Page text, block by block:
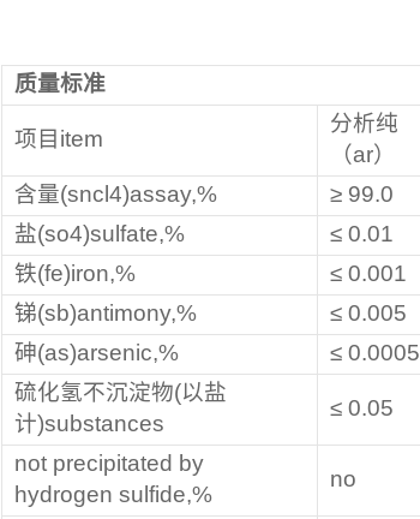
质量标准
项目item
分析纯
（ar）
含量(sncl4)assay,%
≥ 99.0
盐(so4)sulfate,%
≤ 0.01
铁(fe)iron,%
≤ 0.001
锑(sb)antimony,%
≤ 0.005
砷(as)arsenic,%
≤ 0.0005
硫化氢不沉淀物(以盐
计)substances
≤ 0.05
not precipitated by
hydrogen sulfide,%
no